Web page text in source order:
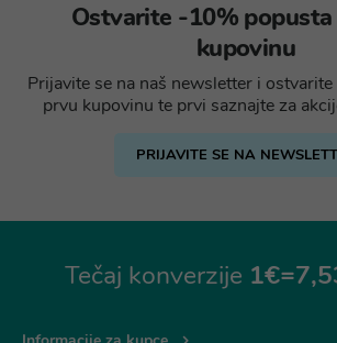
Ostvarite -10%
kupovinu
Prijavite se na naš newsletter i
prvu kupovinu te prvi saznajte za
PRIJAVITE SE NA
Tečaj konverzije